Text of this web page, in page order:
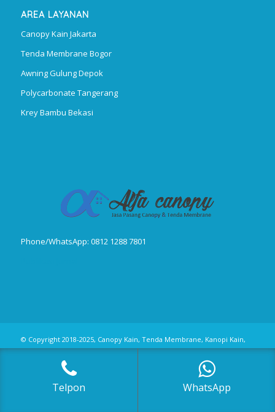
AREA LAYANAN
Canopy Kain Jakarta
Tenda Membrane Bogor
Awning Gulung Depok
Polycarbonate Tangerang
Krey Bambu Bekasi
Phone/WhatsApp: 0812 1288 7801
© Copyright 2018-2025, Canopy Kain, Tenda Membrane, Kanopi Kain,
Kanopi Minmalis
Telpon WhatsApp